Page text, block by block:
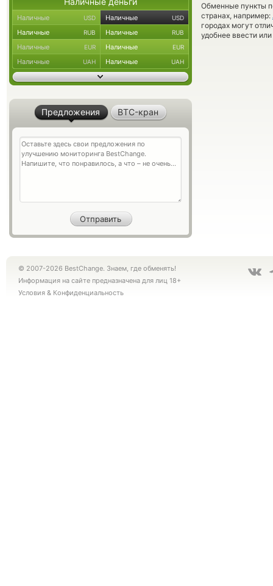
Обменные пункты
странах, например:
городах могут
удобнее ввести
Наличные USD Наличные USD
Наличные RUB Наличные RUB
Наличные EUR Наличные EUR
Наличные UAH Наличные UAH
Предложения BTC-кран
© 2007-2026 BestChange. Знаем, где обменять!
Информация на сайте предназначена для лиц 18+
Условия & Конфиденциальность